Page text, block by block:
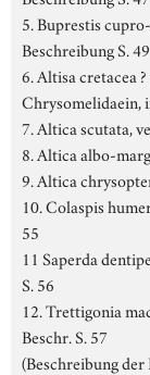
5. Buprestis
Beschreibung S.
6. Altisa cretacea
Chrysomelidaein,
7. Altica scutata,
8. Altica albo-
9. Altica
10. Colaspis
55
11 Saperda
S. 56
12. Trettigonia
Beschr. S. 57
(Beschreibung